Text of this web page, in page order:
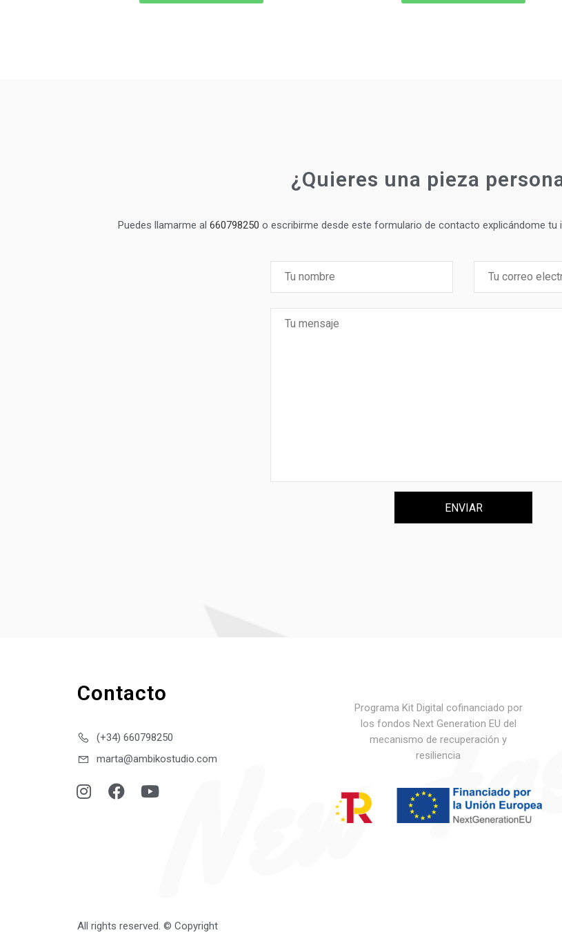
¿Quieres una pieza
Puedes llamarme al 660798250 o escribirme desde este formulario de contacto explicándome
New
Contacto
(+34) 660798250
marta@ambikostudio.com
Programa Kit Digital cofinanciado por
los fondos Next Generation EU del
mecanismo de recuperación y
resiliencia
All rights reserved. © Copyright